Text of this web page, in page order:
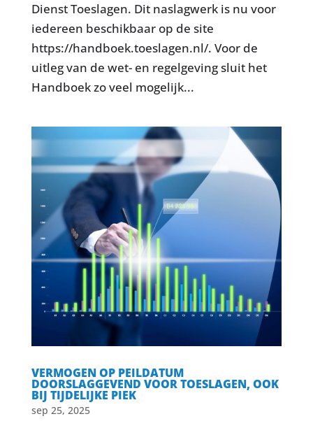
Dienst Toeslagen. Dit naslagwerk is nu voor
iedereen beschikbaar op de site
https://handboek.toeslagen.nl/. Voor de
uitleg van de wet- en regelgeving sluit het
Handboek zo veel mogelijk...
VERMOGEN OP PEILDATUM
DOORSLAGGEVEND VOOR TOESLAGEN, OOK
BIJ TIJDELIJKE PIEK
sep 25, 2025